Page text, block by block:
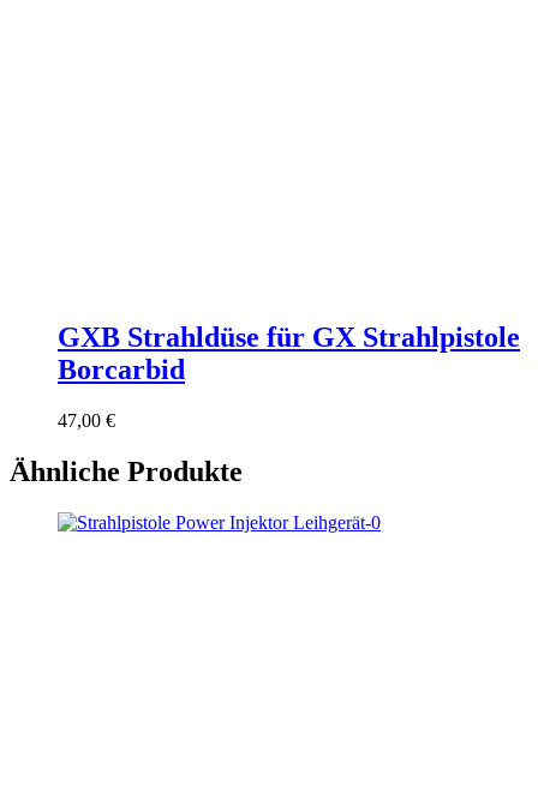
GXB Strahldüse für GX Strahlpistole
Borcarbid
47,00 €
Ähnliche Produkte